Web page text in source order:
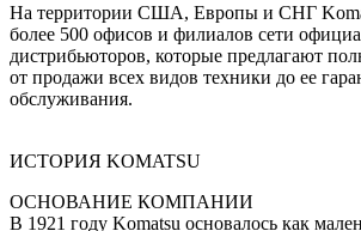
На территории США, Европы и СНГ
более 500 офисов и филиалов сети
дистрибьюторов, которые предлагают
от продажи всех видов техники до ее
обслуживания.
ИСТОРИЯ KOMATSU
ОСНОВАНИЕ КОМПАНИИ
В 1921 году Komatsu основалось как